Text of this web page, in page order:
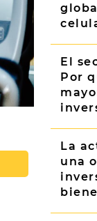
El
Por
La
una